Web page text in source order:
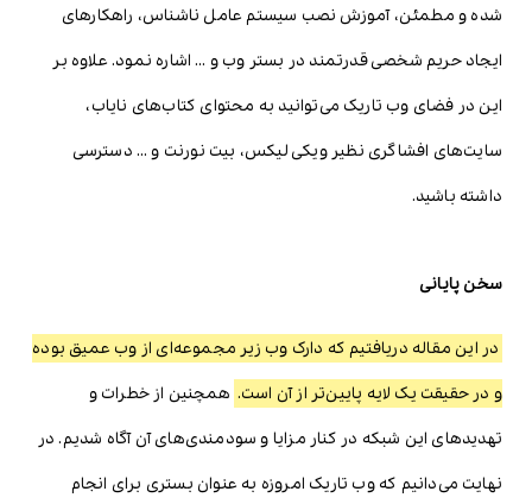
شده و مطمئن، آموزش نصب سیستم عامل ناشناس، راهکارهای
ایجاد حریم شخصی قدرتمند در بستر وب و … اشاره نمود. علاوه بر
این در فضای وب تاریک می‌توانید به محتوای کتاب‌های نایاب،
سایت‌های افشاگری نظیر ویکی لیکس، بیت نورنت و … دسترسی
داشته باشید.
سخن پایانی
در این مقاله دریافتیم که دارک وب زیر مجموعه‌ای از وب عمیق بوده
و در حقیقت یک لایه پایین‌تر از آن است. همچنین از خطرات و
تهدیدهای این شبکه در کنار مزایا و سودمندی‌های آن آگاه شدیم. در
نهایت می‌دانیم که وب تاریک امروزه به عنوان بستری برای انجام